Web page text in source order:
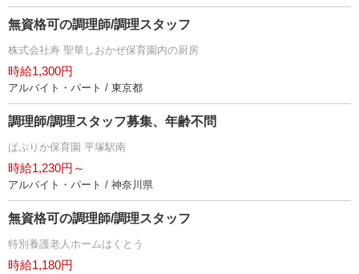
無資格可の調理師/調理スタッフ
株式会社寿 聖華しおかぜ保育園内の厨房
時給1,300円
アルバイト・パート / 東京都
調理師/調理スタッフ募集、年齢不問
ぱぷりか保育園 平塚駅南
時給1,230円～
アルバイト・パート / 神奈川県
無資格可の調理師/調理スタッフ
特別養護老人ホームはくとう
時給1,180円